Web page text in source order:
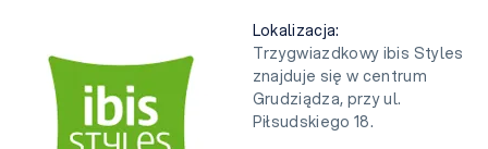
Lokalizacja:
Trzygwiazdkowy ibis Styles
znajduje się w centrum
Grudziądza, przy ul.
Piłsudskiego 18.